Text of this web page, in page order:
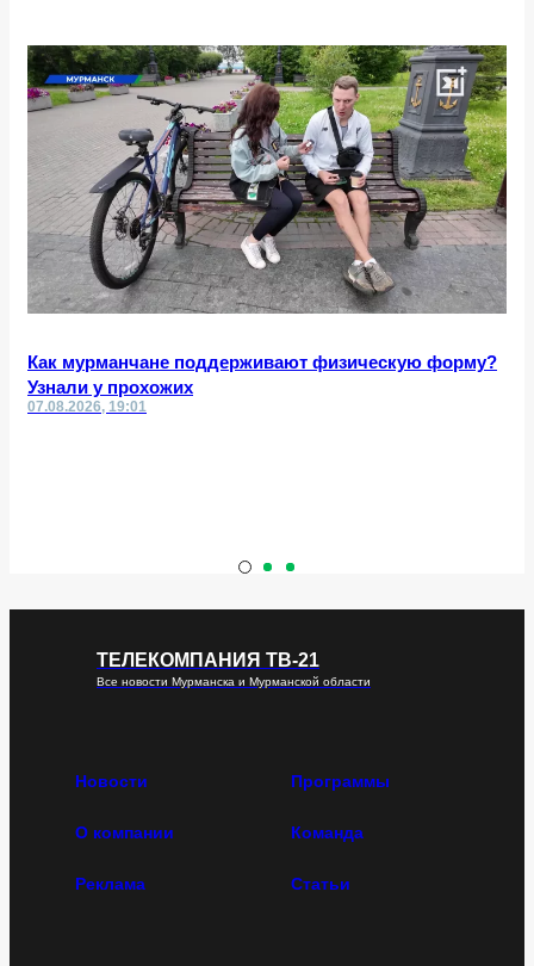
Как мурманчане поддерживают физическую форму?
Узнали у прохожих
07.08.2026, 19:01
ТЕЛЕКОМПАНИЯ ТВ-21
Все новости Мурманска и Мурманской области
Новости Программы
О компании Команда
Реклама Статьи